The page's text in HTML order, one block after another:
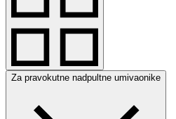
Za pravokutne nadpultne umivaonike